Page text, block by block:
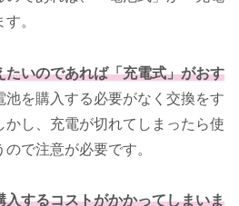
。
たいのであれば「充電式」がおす
池を購入する必要がなく交換をす
かし、充電が切れてしまったら使
で注意が必要です。
入するコストがかかってしまいま